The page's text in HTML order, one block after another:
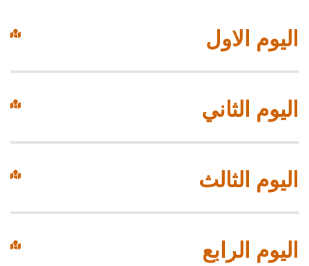
اليوم الاول
اليوم الثاني
اليوم الثالث
اليوم الرابع